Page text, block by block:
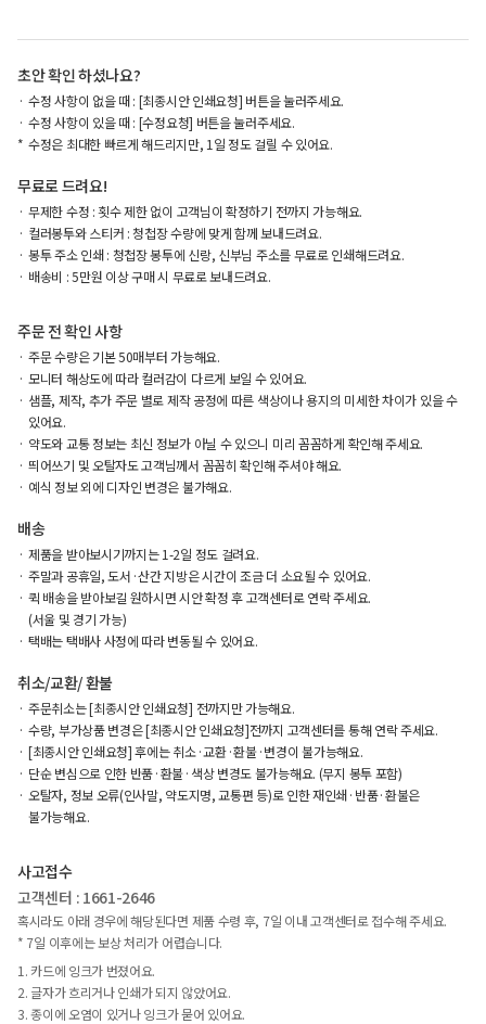
초안 확인 하셨나요?
수정 사항이 없을 때 : [최종시안 인쇄요청] 버튼을 눌러주세요.
수정 사항이 있을 때 : [수정요청] 버튼을 눌러주세요.
수정은 최대한 빠르게 해드리지만, 1일 정도 걸릴 수 있어요.
무료로 드려요!
무제한 수정 : 횟수 제한 없이 고객님이 확정하기 전까지 가능해요.
컬러봉투와 스티커 : 청첩장 수량에 맞게 함께 보내드려요.
봉투 주소 인쇄 : 청첩장 봉투에 신랑, 신부님 주소를 무료로 인쇄해드려요.
배송비 : 5만원 이상 구매 시 무료로 보내드려요.
주문 전 확인 사항
주문 수량은 기본 50매부터 가능해요.
모니터 해상도에 따라 컬러감이 다르게 보일 수 있어요.
샘플, 제작, 추가 주문 별로 제작 공정에 따른 색상이나 용지의 미세한 차이가 있을 수
있어요.
약도와 교통 정보는 최신 정보가 아닐 수 있으니 미리 꼼꼼하게 확인해 주세요.
띄어쓰기 및 오탈자도 고객님께서 꼼꼼히 확인해 주셔야 해요.
예식 정보 외에 디자인 변경은 불가해요.
배송
제품을 받아보시기까지는 1-2일 정도 걸려요.
주말과 공휴일, 도서·산간 지방은 시간이 조금 더 소요될 수 있어요.
퀵 배송을 받아보길 원하시면 시안 확정 후 고객센터로 연락 주세요.
(서울 및 경기 가능)
택배는 택배사 사정에 따라 변동될 수 있어요.
취소/교환/ 환불
주문취소는 [최종시안 인쇄요청] 전까지만 가능해요.
수량, 부가상품 변경은 [최종시안 인쇄요청]전까지 고객센터를 통해 연락 주세요.
[최종시안 인쇄요청] 후에는 취소·교환·환불·변경이 불가능해요.
단순 변심으로 인한 반품·환불·색상 변경도 불가능해요. (무지 봉투 포함)
오탈자, 정보 오류(인사말, 약도지명, 교통편 등)로 인한 재인쇄·반품·환불은
불가능해요.
사고접수
고객센터 : 1661-2646
혹시라도 아래 경우에 해당된다면 제품 수령 후, 7일 이내 고객센터로 접수해 주세요.
* 7일 이후에는 보상 처리가 어렵습니다.
1. 카드에 잉크가 번졌어요.
2. 글자가 흐리거나 인쇄가 되지 않았어요.
3. 종이에 오염이 있거나 잉크가 묻어 있어요.